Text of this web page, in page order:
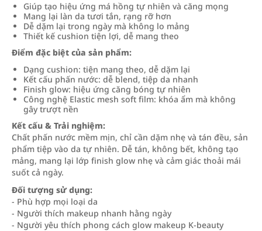
Giúp tạo hiệu ứng má hồng tự nhiên và căng mọng
Mang lại làn da tươi tắn, rạng rỡ hơn
Dễ dặm lại trong ngày mà không lo mảng
Thiết kế cushion tiện lợi, dễ mang theo
Điểm đặc biệt của sản phẩm:
Dạng cushion: tiện mang theo, dễ dặm lại
Kết cấu phấn nước: dễ blend, tiệp da nhanh
Finish glow: hiệu ứng căng bóng tự nhiên
Công nghệ Elastic mesh soft film: khóa ẩm mà không
gây trượt nền
Kết cấu & Trải nghiệm:
Chất phấn nước mềm mịn, chỉ cần dặm nhẹ và tán đều, sản
phẩm tiệp vào da tự nhiên. Dễ tán, không bết, không tạo
mảng, mang lại lớp finish glow nhẹ và cảm giác thoải mái
suốt cả ngày.
Đối tượng sử dụng:
- Phù hợp mọi loại da
- Người thích makeup nhanh hằng ngày
- Người yêu thích phong cách glow makeup K-beauty